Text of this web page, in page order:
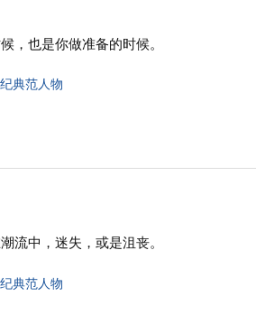
，也是你做准备的时候。
典范人物
流中，迷失，或是沮丧。
典范人物